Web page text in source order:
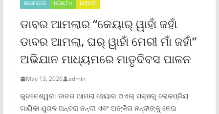
BUSINESS HEALTH LATEST
ଡାବର ଆମଲାର “କେୟାର୍ ୱାହାଁ ଜହାଁ
ଡାବର ଆମଲା, ଘର୍ ୱାହାଁ ମେରୀ ମାଁ ଜହାଁ”
ଅଭିଯାନ ମାଧ୍ୟମରେ ମାତୃଦିବସ ପାଳନ
May 13, 2026 admin
ଭୁବନେଶ୍ୱର: ଡାବର ଆମଲା ହେୟାର ଅଏଲ୍ ପକ୍ଷରୁ ଲୋକପ୍ରିୟ
ଗାୟିକା ଯୁଗଳ ଅନ୍ତରା ନନ୍ଦୀ ଏବଂ ଅଙ୍କିତା ନନ୍ଦୀଙ୍କୁ ନେଇ